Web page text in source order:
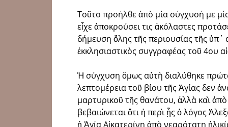
Τοῦτο προήλθε ἀπὸ μία σύγχυσή με
εἶχε ἀποκρούσει τις ἀκόλαστες
δήμευση ὅλης τῆς περιουσίας τῆς ὑπ΄
ἐκκλησιαστικὸς συγγραφέας τοῦ 4ου
Ἡ σύγχυση ὅμως αὐτὴ διαλύθηκε
λεπτομέρεια τοῦ βίου τῆς Ἁγίας δεν
μαρτυρικοῦ τῆς θανάτου, ἀλλὰ καὶ
βεβαιώνεται ὅτι ἡ περὶ ᾖς ὁ λόγος
ἡ Ἁγία Αἰκατερίνη ἀπὸ νεαρότατη